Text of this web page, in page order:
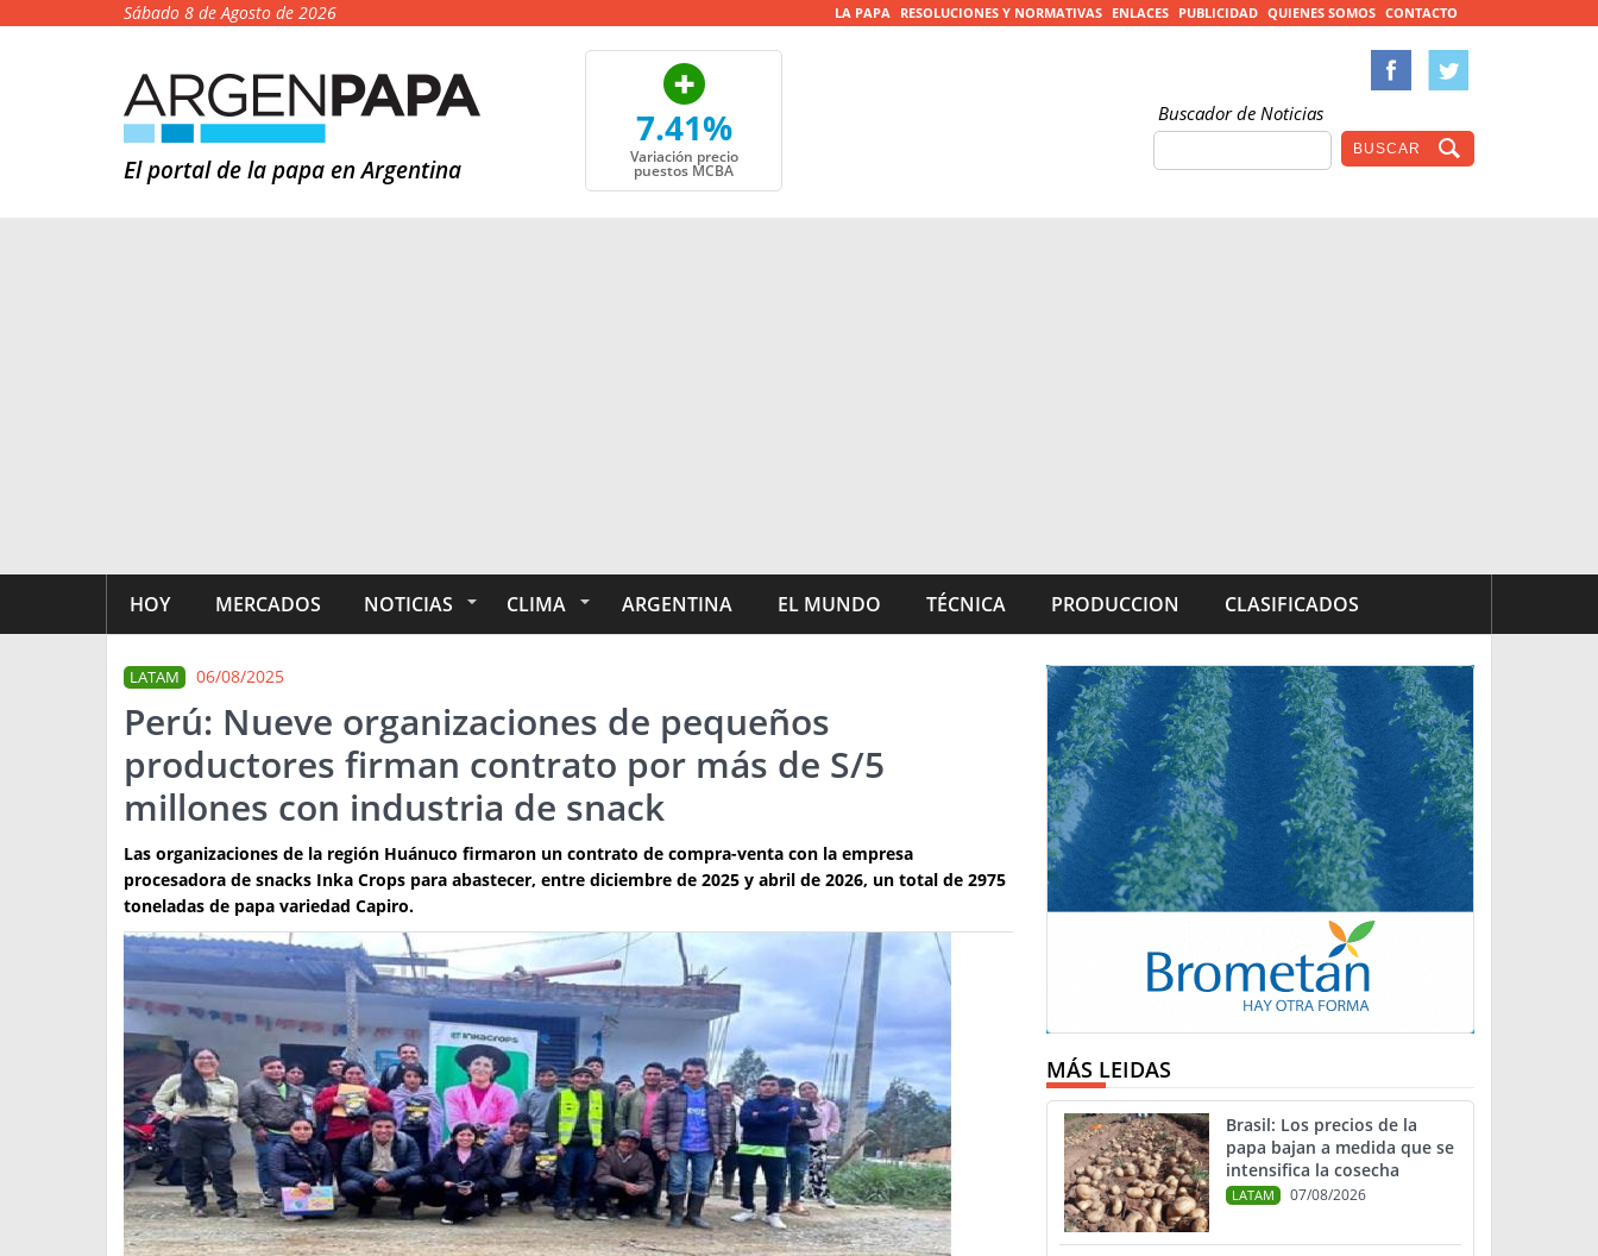
Sábado 8 de Agosto de 2026 LA PAPA RESOLUCIONES Y NORMATIVAS ENLACES PUBLICIDAD QUIENES SOMOS CONTACTO
El portal de la papa en Argentina
7.41%
Variación precio
puestos MCBA
Buscador de Noticias
HOY MERCADOS NOTICIAS CLIMA ARGENTINA EL MUNDO TÉCNICA PRODUCCION CLASIFICADOS
LATAM 06/08/2025
Perú: Nueve organizaciones de pequeños
productores firman contrato por más de S/5
millones con industria de snack
Las organizaciones de la región Huánuco firmaron un contrato de compra-venta con la empresa
procesadora de snacks Inka Crops para abastecer, entre diciembre de 2025 y abril de 2026, un total de 2975
toneladas de papa variedad Capiro.
MÁS LEIDAS
Brasil: Los precios de la
papa bajan a medida que se
intensifica la cosecha
LATAM 07/08/2026